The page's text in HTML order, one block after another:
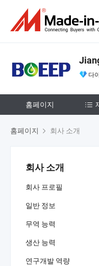
다
홈페이지
홈페이지 회사 소개
회사 소개
회사 프로필
일반 정보
무역 능력
생산 능력
연구개발 역량